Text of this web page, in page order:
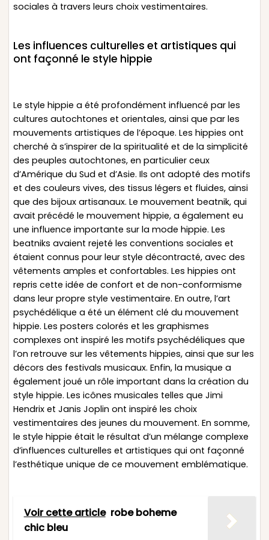
sociales à travers leurs choix vestimentaires.
Les influences culturelles et artistiques qui
ont façonné le style hippie
Le style hippie a été profondément influencé par les
cultures autochtones et orientales, ainsi que par les
mouvements artistiques de l’époque. Les hippies ont
cherché à s’inspirer de la spiritualité et de la simplicité
des peuples autochtones, en particulier ceux
d’Amérique du Sud et d’Asie. Ils ont adopté des motifs
et des couleurs vives, des tissus légers et fluides, ainsi
que des bijoux artisanaux. Le mouvement beatnik, qui
avait précédé le mouvement hippie, a également eu
une influence importante sur la mode hippie. Les
beatniks avaient rejeté les conventions sociales et
étaient connus pour leur style décontracté, avec des
vêtements amples et confortables. Les hippies ont
repris cette idée de confort et de non-conformisme
dans leur propre style vestimentaire. En outre, l’art
psychédélique a été un élément clé du mouvement
hippie. Les posters colorés et les graphismes
complexes ont inspiré les motifs psychédéliques que
l’on retrouve sur les vêtements hippies, ainsi que sur les
décors des festivals musicaux. Enfin, la musique a
également joué un rôle important dans la création du
style hippie. Les icônes musicales telles que Jimi
Hendrix et Janis Joplin ont inspiré les choix
vestimentaires des jeunes du mouvement. En somme,
le style hippie était le résultat d’un mélange complexe
d’influences culturelles et artistiques qui ont façonné
l’esthétique unique de ce mouvement emblématique.
Voir cette article robe boheme
chic bleu